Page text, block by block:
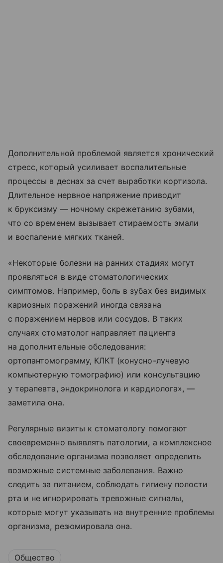
Дополнительной проблемой является хронический
стресс, который усиливает воспалительные
процессы в деснах за счет выработки кортизола.
Длительное нервное напряжение приводит
к бруксизму — ночному скрежетанию зубами,
что со временем вызывает стираемость эмали
и воспаление мягких тканей.
«Некоторые болезни на ранних стадиях могут
проявляться в виде стоматологических
симптомов. Например, боль в зубах без видимых
кариозных поражений иногда связана
с поражением нервов или сосудов. В таких
случаях стоматолог направляет пациента
на дополнительные обследования:
ортопантомограмму, КЛКТ (конусно-лучевую
компьютерную томографию) или консультацию
у терапевта, эндокринолога и кардиолога», —
заметила она.
Регулярные визиты к стоматологу помогают
своевременно выявлять патологии, а комплексное
обследование организма позволяет определить
возможные системные заболевания. Важно
следить за питанием, соблюдать гигиену полости
рта и не игнорировать тревожные сигналы,
которые могут указывать на внутренние проблемы
организма, резюмировала она.
Общество